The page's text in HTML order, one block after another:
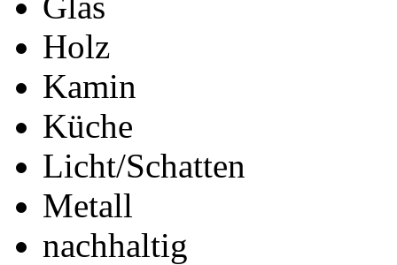
Holz
Kamin
Küche
Licht/Schatten
Metall
nachhaltig